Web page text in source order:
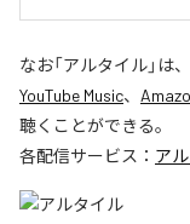
なお「アルタイル」は、
YouTube Music、
聴くことができる。
各配信サービス： ア